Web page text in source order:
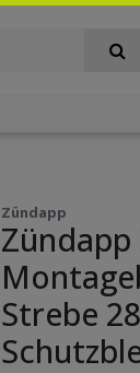
Zündapp
Zündapp
Strebe